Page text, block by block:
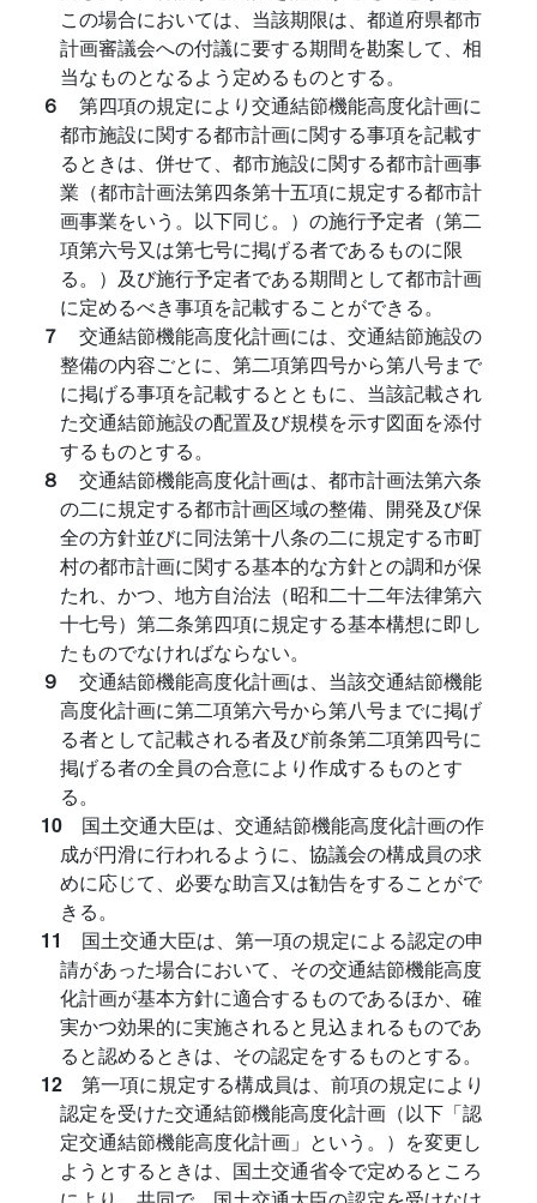
この場合においては、当該期限は、都道府県都市
計画審議会への付議に要する期間を勘案して、相
当なものとなるよう定めるものとする。
６ 第四項の規定により交通結節機能高度化計画に
都市施設に関する都市計画に関する事項を記載す
るときは、併せて、都市施設に関する都市計画事
業（都市計画法第四条第十五項に規定する都市計
画事業をいう。以下同じ。）の施行予定者（第二
項第六号又は第七号に掲げる者であるものに限
る。）及び施行予定者である期間として都市計画
に定めるべき事項を記載することができる。
７ 交通結節機能高度化計画には、交通結節施設の
整備の内容ごとに、第二項第四号から第八号まで
に掲げる事項を記載するとともに、当該記載され
た交通結節施設の配置及び規模を示す図面を添付
するものとする。
８ 交通結節機能高度化計画は、都市計画法第六条
の二に規定する都市計画区域の整備、開発及び保
全の方針並びに同法第十八条の二に規定する市町
村の都市計画に関する基本的な方針との調和が保
たれ、かつ、地方自治法（昭和二十二年法律第六
十七号）第二条第四項に規定する基本構想に即し
たものでなければならない。
９ 交通結節機能高度化計画は、当該交通結節機能
高度化計画に第二項第六号から第八号までに掲げ
る者として記載される者及び前条第二項第四号に
掲げる者の全員の合意により作成するものとす
る。
10 国土交通大臣は、交通結節機能高度化計画の作
成が円滑に行われるように、協議会の構成員の求
めに応じて、必要な助言又は勧告をすることがで
きる。
11 国土交通大臣は、第一項の規定による認定の申
請があった場合において、その交通結節機能高度
化計画が基本方針に適合するものであるほか、確
実かつ効果的に実施されると見込まれるものであ
ると認めるときは、その認定をするものとする。
12 第一項に規定する構成員は、前項の規定により
認定を受けた交通結節機能高度化計画（以下「認
定交通結節機能高度化計画」という。）を変更し
ようとするときは、国土交通省令で定めるところ